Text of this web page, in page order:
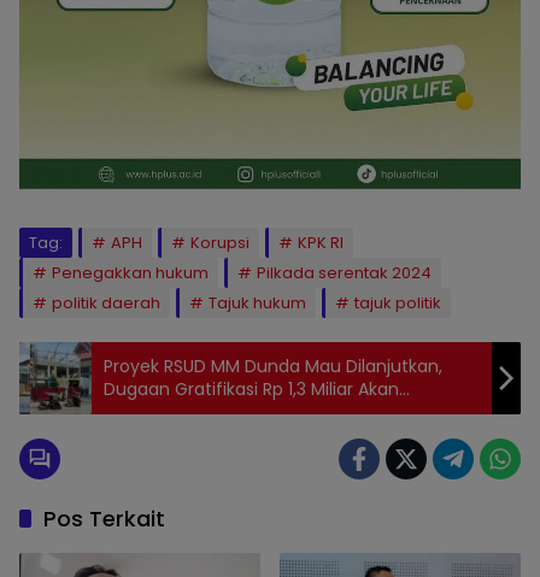
Tag: APH Korupsi
KPK RI
Penegakkan hukum
Pilkada serentak 2024
politik daerah
Tajuk hukum tajuk politik
Proyek RSUD MM Dunda Mau Dilanjutkan,
Dugaan Gratifikasi Rp 1,3 Miliar Akan
Menggantung
Pos Terkait